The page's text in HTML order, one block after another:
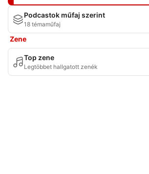
Podcastok műfaj szerint
18 témaműfaj
Zene
Top zene
Legtöbbet hallgatott zenék